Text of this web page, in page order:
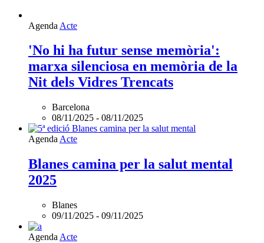
Agenda Acte
'No hi ha futur sense memòria':
marxa silenciosa en memòria de la
Nit dels Vidres Trencats
Barcelona
08/11/2025 - 08/11/2025
Agenda Acte
Blanes camina per la salut mental
2025
Blanes
09/11/2025 - 09/11/2025
Agenda Acte